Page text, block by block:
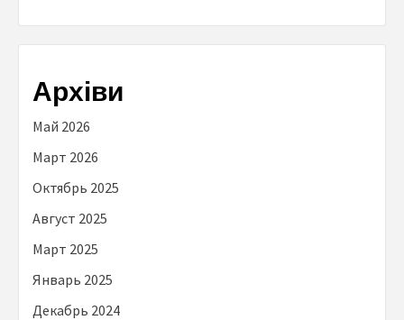
Архіви
Май 2026
Март 2026
Октябрь 2025
Август 2025
Март 2025
Январь 2025
Декабрь 2024